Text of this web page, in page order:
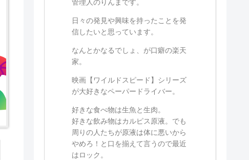
管理人のりんまです。
日々の発見や興味を持ったことを発
信したいと思っています。
なんとかなるでしょ、が口癖の楽天
家。
映画【ワイルドスピード】シリーズ
が大好きなペーパードライバー。
好きな食べ物は生魚と生肉。
好きな飲み物はカルピス原液。でも
周りの人たちが原液は体に悪いから
やめろ！と口を揃えて言うので最近
はロック。